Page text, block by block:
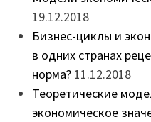
19.12.2018
Бизнес-циклы и
в одних странах
норма? 11.12.2018
Теоретические
экономическое